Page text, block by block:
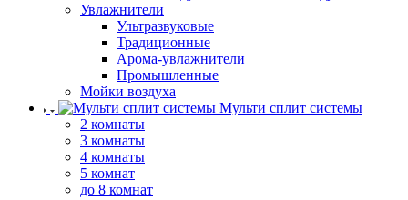
Увлажнители
Ультразвуковые
Традиционные
Арома-увлажнители
Промышленные
Мойки воздуха
Мульти сплит системы
2 комнаты
3 комнаты
4 комнаты
5 комнат
до 8 комнат